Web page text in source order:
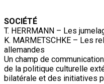
SOCIÉTÉ
T. HERRMANN – Les
K. MARMETSCHKE – Les
allemandes
Un champ de
de la politique culturelle
bilatérale et des initiatives